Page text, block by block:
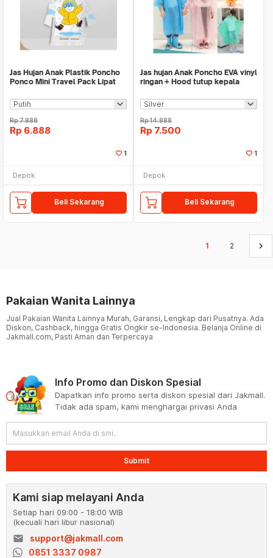
Jas Hujan Anak Plastik Poncho
Ponco Mini Travel Pack Lipat
Rp7.888
Rp 6.888
1
Depok
Beli Sekarang
Jas hujan Anak Poncho EVA vinyl
ringan + Hood tutup kepala
Rp14.888
Rp 7.500
1
Depok
Beli Sekarang
1 2 keyboard_arrow_right
Pakaian Wanita Lainnya
Jual Pakaian Wanita Lainnya Murah, Garansi, Lengkap dari Pusatnya. Ada
Diskon, Cashback, hingga Gratis Ongkir se-Indonesia. Belanja Online di
Jakmall.com, Pasti Aman dan Terpercaya
Info Promo dan Diskon Spesial
Dapatkan info promo serta diskon spesial dari Jakmall.
Tidak ada spam, kami menghargai privasi Anda
Submit
Kami siap melayani Anda
Setiap hari 09:00 - 18:00 WIB
(kecuali hari libur nasional)
email
support@jakmall.com
0851 3337 0987